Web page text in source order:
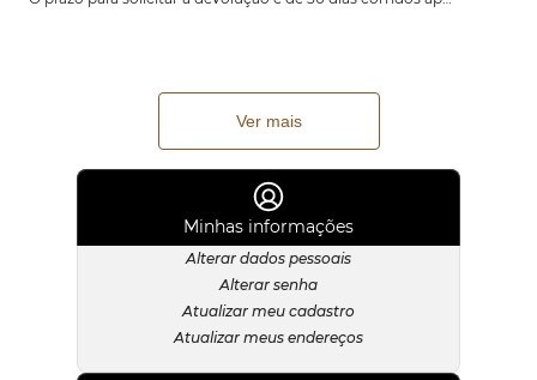
Ver mais
Minhas informações
Alterar dados pessoais
Alterar senha
Atualizar meu cadastro
Atualizar meus endereços